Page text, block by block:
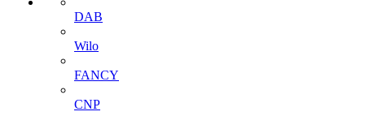
DAB
Wilo
FANCY
CNP